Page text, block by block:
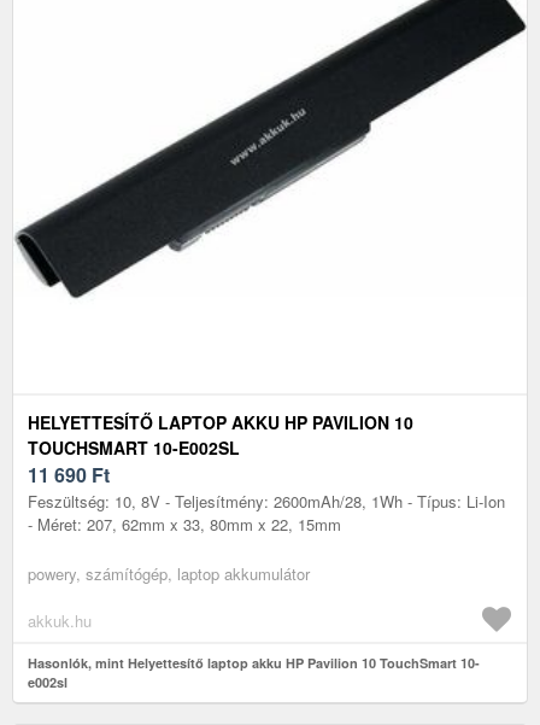
HELYETTESÍTŐ LAPTOP AKKU HP PAVILION 10
TOUCHSMART 10-E002SL
11 690 Ft
Feszültség: 10, 8V - Teljesítmény: 2600mAh/28, 1Wh - Típus: Li-Ion
- Méret: 207, 62mm x 33, 80mm x 22, 15mm
powery, számítógép, laptop akkumulátor
akkuk.hu
Hasonlók, mint Helyettesítő laptop akku HP Pavilion 10 TouchSmart 10-
e002sl